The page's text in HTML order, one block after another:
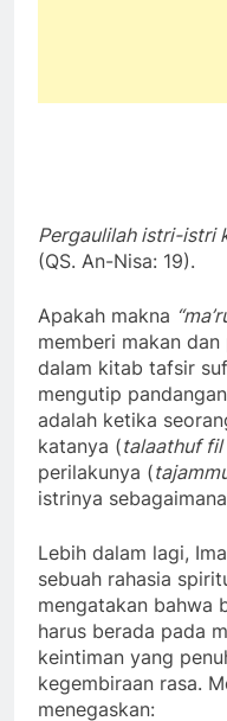
Pergaulilah istri-istri
(QS. An-Nisa: 19).
Apakah makna
memberi makan
dalam kitab tafsir
mengutip
adalah ketika
katanya (talaathuf fil
perilakunya (
istrinya
Lebih dalam lagi,
sebuah rahasia
mengatakan bahwa
harus berada pada
keintiman yang
kegembiraan rasa.
menegaskan: